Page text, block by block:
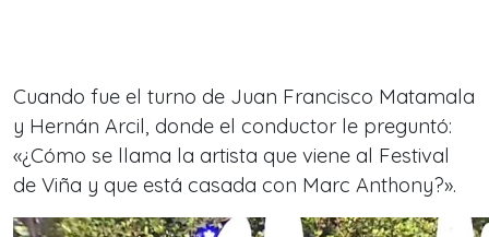
Cuando fue el turno de Juan Francisco Matamala
y Hernán Arcil, donde el conductor le preguntó:
«¿Cómo se llama la artista que viene al Festival
de Viña y que está casada con Marc Anthony?».